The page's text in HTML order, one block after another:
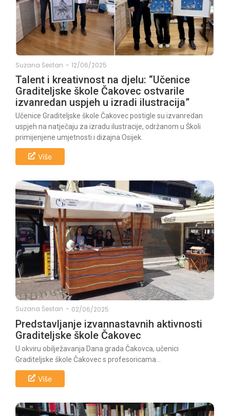
Suzana Šestan - 12/06/2025
Talent i kreativnost na djelu: “Učenice
Graditeljske škole Čakovec ostvarile
izvanredan uspjeh u izradi ilustracija”
Učenice Graditeljske škole Čakovec postigle su izvanredan
uspjeh na natječaju za izradu ilustracije, održanom u Školi
primijenjene umjetnosti i dizajna Osijek.
Više
Suzana Šestan - 02/06/2025
Predstavljanje izvannastavnih aktivnosti
Graditeljske škole Čakovec
U okviru obilježavanja Dana grada Čakovca, učenici
Graditeljske škole Čakovec s profesoricama...
Više